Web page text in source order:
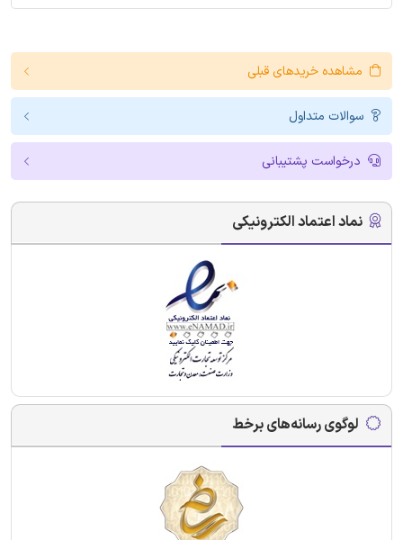
مشاهده خریدهای قبلی
سوالات متداول
درخواست پشتیبانی
نماد اعتماد الکترونیکی
لوگوی رسانه‌های برخط